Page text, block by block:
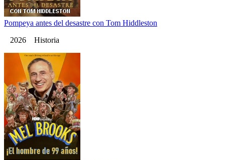
Pompeya antes del desastre con Tom Hiddleston
2026 Historia